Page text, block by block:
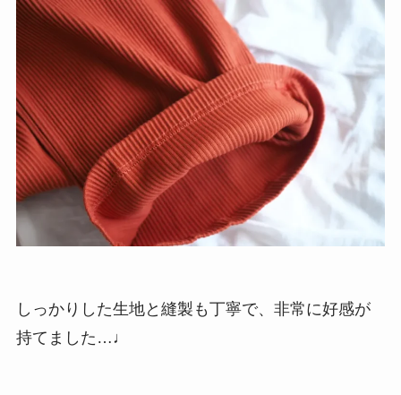
しっかりした生地と縫製も丁寧で、非常に好感が
持てました…♩